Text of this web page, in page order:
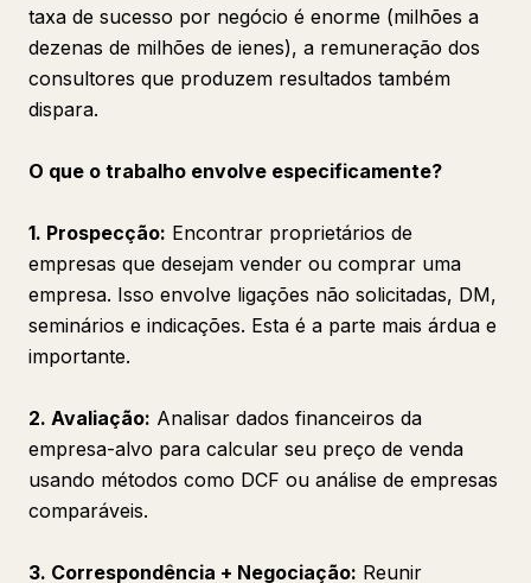
taxa de sucesso por negócio é enorme (milhões a
dezenas de milhões de ienes), a remuneração dos
consultores que produzem resultados também
dispara.
O que o trabalho envolve especificamente?
1. Prospecção: Encontrar proprietários de
empresas que desejam vender ou comprar uma
empresa. Isso envolve ligações não solicitadas, DM,
seminários e indicações. Esta é a parte mais árdua e
importante.
2. Avaliação: Analisar dados financeiros da
empresa-alvo para calcular seu preço de venda
usando métodos como DCF ou análise de empresas
comparáveis.
3. Correspondência + Negociação: Reunir